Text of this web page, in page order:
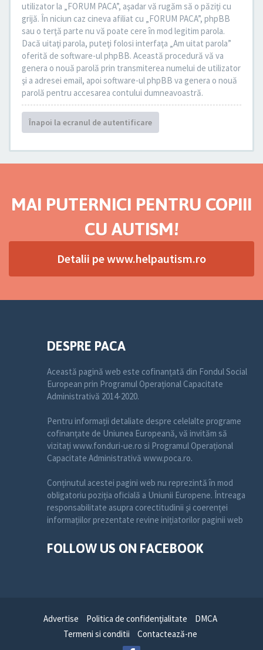
utilizator la „FORUM PACA”, aşadar vă rugăm să o păziţi cu
grijă. În niciun caz cineva afiliat cu „FORUM PACA”, phpBB
sau o terţă parte nu vă poate cere în mod legitim parola.
Dacă uitaţi parola, puteţi folosi interfaţa „Am uitat parola”
oferită de software-ul phpBB. Această procedură vă va
genera o nouă parolă prin transmiterea numelui de utilizator
şi a adresei email, apoi software-ul phpBB va genera o nouă
parolă pentru accesarea contului dumneavoastră.
Înapoi la ecranul de autentificare
MAI PUTERNICI PENTRU COPIII
CU AUTISM!
Detalii pe www.helpautism.ro
DESPRE PACA
Această pagină web este cofinanțată din Fondul Social
European prin Programul Operațional Capacitate
Administrativă 2014-2020.
Pentru informații detaliate despre celelalte programe
cofinanțate de Uniunea Europeană, vă invităm să
vizitați www.fonduri-ue.ro si Programul Operațional
Capacitate Administrativă www.poca.ro.
Conținutul acestei pagini web nu reprezintă în mod
obligatoriu poziția oficială a Uniunii Europene. Întreaga
responsabilitate asupra corectitudinii și coerenței
informațiilor prezentate revine inițiatorilor paginii web
FOLLOW US ON FACEBOOK
Advertise Politica de confidenţialitate
DMCA
Termeni si conditii
Contactează-ne